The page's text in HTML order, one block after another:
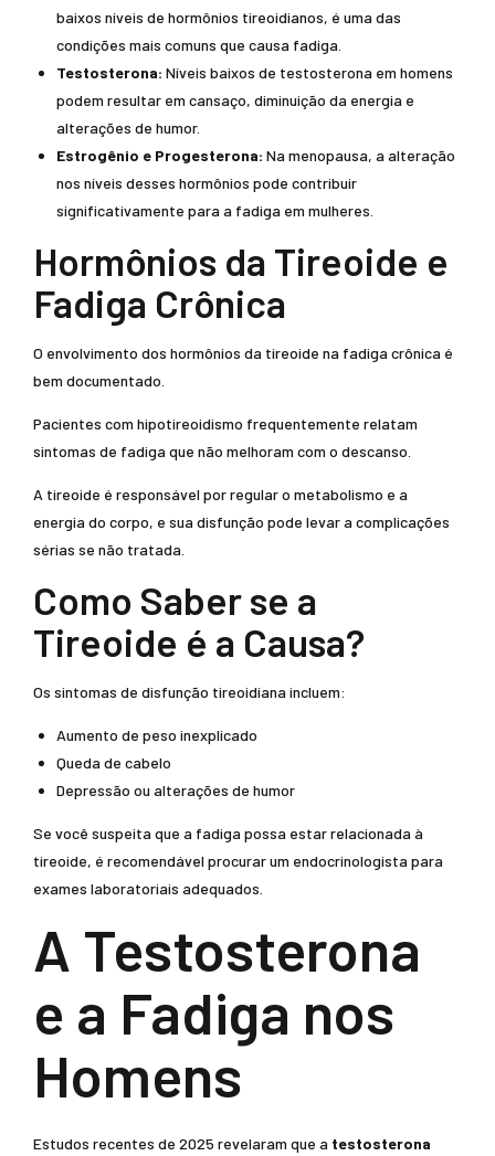
baixos níveis de hormônios tireoidianos, é uma das
condições mais comuns que causa fadiga.
Testosterona: Níveis baixos de testosterona em homens
podem resultar em cansaço, diminuição da energia e
alterações de humor.
Estrogênio e Progesterona: Na menopausa, a alteração
nos níveis desses hormônios pode contribuir
significativamente para a fadiga em mulheres.
Hormônios da Tireoide e
Fadiga Crônica
O envolvimento dos hormônios da tireoide na fadiga crônica é
bem documentado.
Pacientes com hipotireoidismo frequentemente relatam
sintomas de fadiga que não melhoram com o descanso.
A tireoide é responsável por regular o metabolismo e a
energia do corpo, e sua disfunção pode levar a complicações
sérias se não tratada.
Como Saber se a
Tireoide é a Causa?
Os sintomas de disfunção tireoidiana incluem:
Aumento de peso inexplicado
Queda de cabelo
Depressão ou alterações de humor
Se você suspeita que a fadiga possa estar relacionada à
tireoide, é recomendável procurar um endocrinologista para
exames laboratoriais adequados.
A Testosterona
e a Fadiga nos
Homens
Estudos recentes de 2025 revelaram que a testosterona